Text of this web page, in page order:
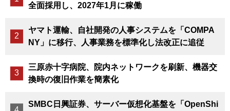
全面採用し、2027年1月に稼働
ヤマト運輸、自社開発の人事システムを「COMPA
NY」に移行、人事業務を標準化し法改正に追従
三原赤十字病院、院内ネットワークを刷新、機器交
換時の復旧作業を簡素化
SMBC日興証券、サーバー仮想化基盤を「OpenShi